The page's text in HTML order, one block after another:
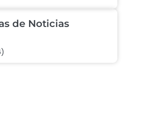
de Noticias